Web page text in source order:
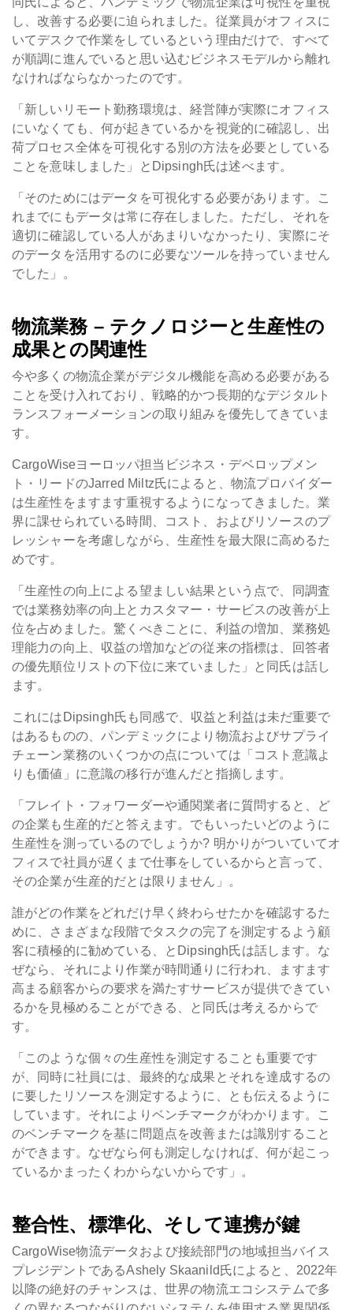
し、改善する必要に迫られました。従業員がオフィスに
いてデスクで作業をしているという理由だけで、すべて
が順調に進んでいると思い込むビジネスモデルから離れ
なければならなかったのです。
「新しいリモート勤務環境は、経営陣が実際にオフィス
にいなくても、何が起きているかを視覚的に確認し、出
荷プロセス全体を可視化する別の方法を必要としている
ことを意味しました」とDipsingh氏は述べます。
「そのためにはデータを可視化する必要があります。こ
れまでにもデータは常に存在しました。ただし、それを
適切に確認している人があまりいなかったり、実際にそ
のデータを活用するのに必要なツールを持っていません
でした」。
物流業務 – テクノロジーと生産性の
成果との関連性
今や多くの物流企業がデジタル機能を高める必要がある
ことを受け入れており、戦略的かつ長期的なデジタルト
ランスフォーメーションの取り組みを優先してきていま
す。
CargoWiseヨーロッパ担当ビジネス・デベロップメン
ト・リードのJarred Miltz氏によると、物流プロバイダー
は生産性をますます重視するようになってきました。業
界に課せられている時間、コスト、およびリソースのプ
レッシャーを考慮しながら、生産性を最大限に高めるた
めです。
「生産性の向上による望ましい結果という点で、同調査
では業務効率の向上とカスタマー・サービスの改善が上
位を占めました。驚くべきことに、利益の増加、業務処
理能力の向上、収益の増加などの従来の指標は、回答者
の優先順位リストの下位に来ていました」と同氏は話し
ます。
これにはDipsingh氏も同感で、収益と利益は未だ重要で
はあるものの、パンデミックにより物流およびサプライ
チェーン業務のいくつかの点については「コスト意識よ
りも価値」に意識の移行が進んだと指摘します。
「フレイト・フォワーダーや通関業者に質問すると、ど
の企業も生産的だと答えます。でもいったいどのように
生産性を測っているのでしょうか? 明かりがついていてオ
フィスで社員が遅くまで仕事をしているからと言って、
その企業が生産的だとは限りません」。
誰がどの作業をどれだけ早く終わらせたかを確認するた
めに、さまざまな段階でタスクの完了を測定するよう顧
客に積極的に勧めている、とDipsingh氏は話します。な
ぜなら、それにより作業が時間通りに行われ、ますます
高まる顧客からの要求を満たすサービスが提供できてい
るかを見極めることができる、と同氏は考えるからで
す。
「このような個々の生産性を測定することも重要です
が、同時に社員には、最終的な成果とそれを達成するの
に要したリソースを測定するように、とも伝えるように
しています。それによりベンチマークがわかります。こ
のベンチマークを基に問題点を改善または識別すること
ができます。なぜなら何も測定しなければ、何が起こっ
ているかまったくわからないからです」。
整合性、標準化、そして連携が鍵
CargoWise物流データおよび接続部門の地域担当バイス
プレジデントであるAshely Skaanild氏によると、2022年
以降の絶好のチャンスは、世界の物流エコシステムで多